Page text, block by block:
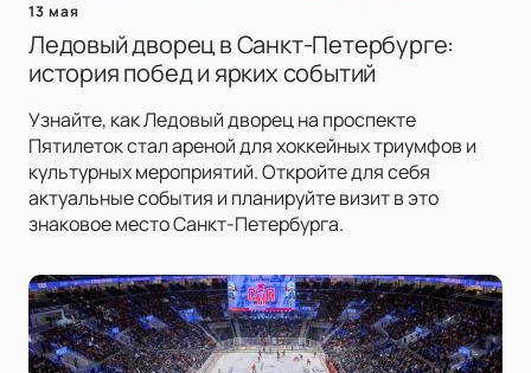
13 мая
Ледовый дворец в Санкт-Петербурге:
история побед и ярких событий
Узнайте, как Ледовый дворец на проспекте
Пятилеток стал ареной для хоккейных триумфов и
культурных мероприятий. Откройте для себя
актуальные события и планируйте визит в это
знаковое место Санкт-Петербурга.